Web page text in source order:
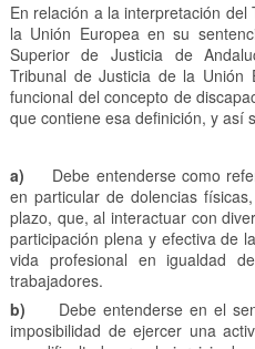
En relación a la interpretación
la Unión Europea en su
Superior de Justicia de
Tribunal de Justicia de la Unión
funcional del concepto de
que contiene esa definición, y así
a) Debe entenderse como
en particular de dolencias
plazo, que, al interactuar con
participación plena y efectiva de
vida profesional en igualdad
trabajadores.
b) Debe entenderse en el
imposibilidad de ejercer una